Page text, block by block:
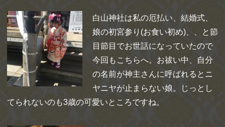
白山神社は私の厄払い、結婚式、
娘の初宮参り(お食い初め)、、と節
目節目でお世話になっていたので
今回もこちらへ。お祓い中、自分
の名前が神主さんに呼ばれるとニ
ヤニヤが止まらない娘。じっとし
てられないのも3歳の可愛いところですね。